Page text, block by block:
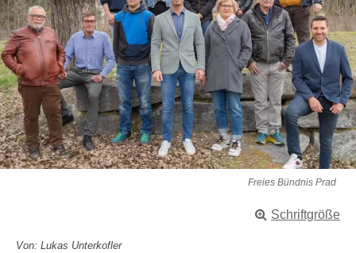
Freies Bündnis Prad
Schriftgröße
Von: Lukas Unterkofler